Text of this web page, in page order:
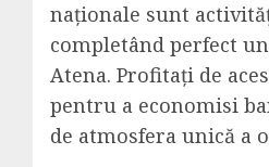
naționale sunt
completând perfect
Atena. Profitați de
pentru a economisi
de atmosfera unică a